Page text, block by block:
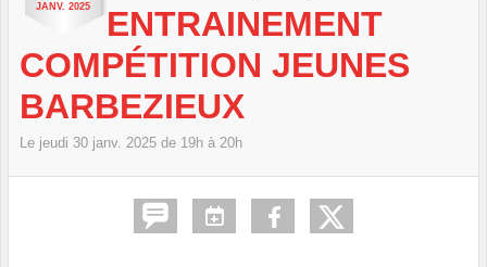
JANV. 2025
ENTRAINEMENT
COMPÉTITION JEUNES
BARBEZIEUX
Le jeudi 30 janv. 2025 de 19h à 20h